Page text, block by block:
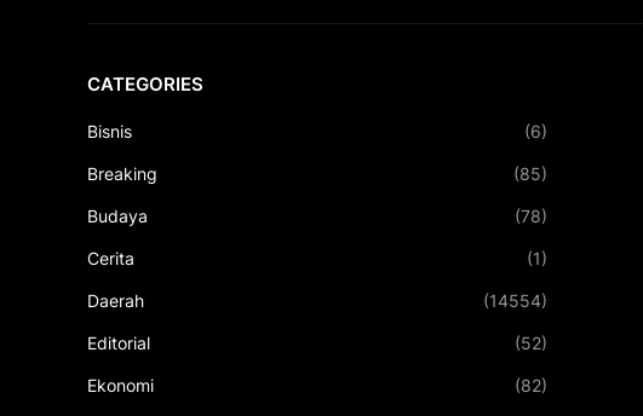
CATEGORIES
Bisnis (6)
Breaking (85)
Budaya (78)
Cerita (1)
Daerah (14554)
Editorial (52)
Ekonomi (82)